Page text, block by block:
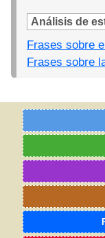
Análisis de
Frases sobre
Frases sobre